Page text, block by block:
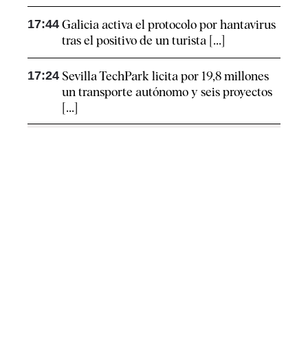
17:44 Galicia activa el protocolo por hantavirus
tras el positivo de un turista [...]
17:24 Sevilla TechPark licita por 19,8 millones
un transporte autónomo y seis proyectos
[...]